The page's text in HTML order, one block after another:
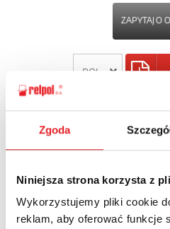
Zgoda
Niniejsza strona korzysta z
Wykorzystujemy pliki cookie
reklam, aby oferować funkcje
ZAPYTAJ O
Zapytaj o